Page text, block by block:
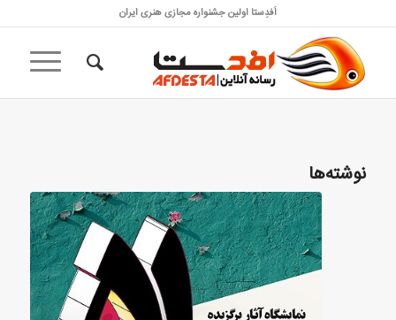
اَفدِستا اولین جشنواره مجازی هنری ایران
نوشته‌ها